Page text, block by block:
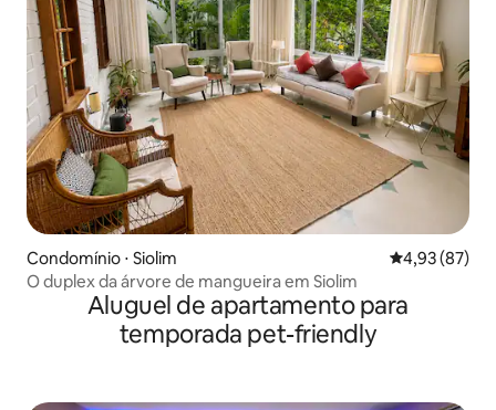
Condomínio ⋅ Siolim 4,93 de uma
4,93 (87)
O duplex da árvore de mangueira em Siolim
Aluguel de apartamento para
temporada pet-friendly